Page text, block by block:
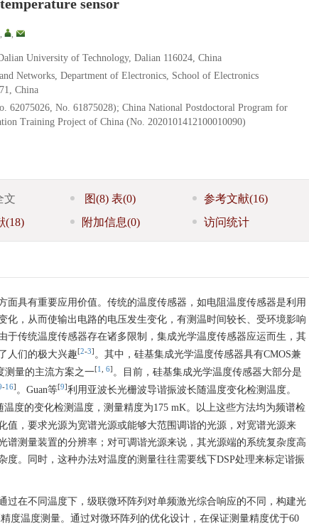
sensor
, ,
University of Technology, Dalian 116024, China
Networks, Department of Electronics, School of Electronics
China
62075026, No. 61875028); China National Postdoctoral Program for
Training Project of China (No. 2020101412100010090)
文 图(8) 表(0) 参考文献(16)
(18) 附加信息(0) 访问统计
具有重要应用价值。传统的温度传感器，如电阻温度传感器是利用
，从而使输出电路的电压发生变化，有测温时间较长、受环境影响
于传统温度传感器存在诸多限制，集成光学温度传感器应运而生，其
人们的极大兴趣[2-3] 。其中，硅基集成光学温度传感器具有CMOS兼
测量的主流方案之一[1 6] 。目前，硅基集成光学温度传感器大部分是
-16] 。Guan等[9]利用亚波长光栅波导谐振波长随温度变化检测温度。
度的变化检测温度，测量精度为175 mK。以上这些方法均为频谱检
，要求光源为宽谱光源或能够大范围调谐的光源，对宽谱光源来
测量装置的分辨率；对可调谐光源来说，其光源端的系统复杂度高
。同时，这种办法对温度的测量往往需要线下DSP处理来标定谐振
在不同温度下，级联微环阵列对单频激光综合响应的不同，构建光
度温度测量。通过对微环阵列的优化设计，在保证测量精度优于60